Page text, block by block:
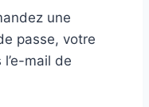
une
passe, votre
mail de